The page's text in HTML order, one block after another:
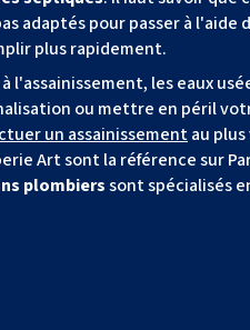
adaptés pour passer à l'aide
plus rapidement.
à l'assainissement, les eaux
ou mettre en péril
un assainissementau
Art sont la référence sur
plombierssont spécialisés